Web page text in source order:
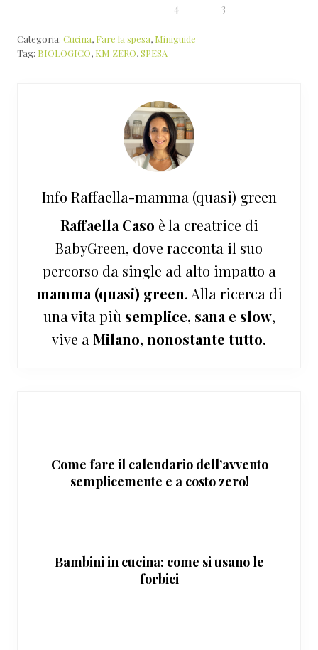
4 3
Categoria: Cucina, Fare la spesa, Miniguide
Tag: BIOLOGICO, KM ZERO,SPESA
Info Raffaella-mamma (quasi) green
Raffaella Caso è la creatrice di
BabyGreen, dove racconta il suo
percorso da single ad alto impatto a
mamma (quasi) green. Alla ricerca di
una vita più semplice, sana e slow,
vive a Milano, nonostante tutto.
Come fare il calendario dell’avvento
semplicemente e a costo zero!
Bambini in cucina: come si usano le
forbici